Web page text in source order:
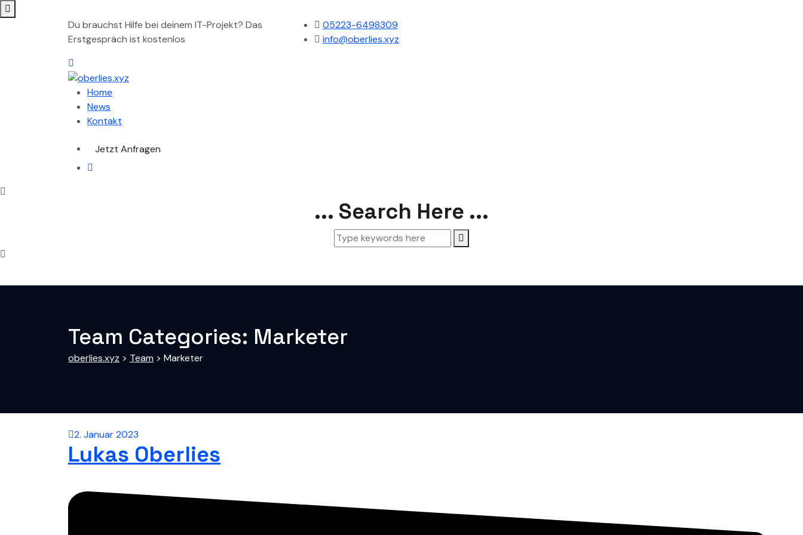
Du brauchst Hilfe bei deinem IT-Projekt? Das
Erstgespräch ist kostenlos
05223-6498309
info@oberlies.xyz
Home
News
Kontakt
Jetzt Anfragen
... Search Here ...
Team Categories: Marketer
oberlies.xyz > Team > Marketer
2. Januar 2023
Lukas Oberlies